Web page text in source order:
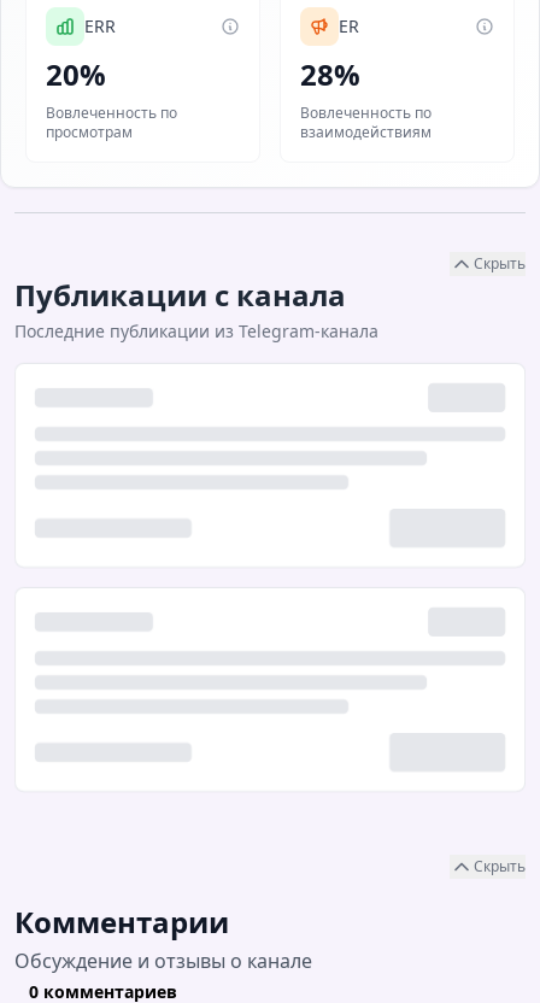
ERR
20%
Вовлеченность по
просмотрам
ER
28%
Вовлеченность по
взаимодействиям
Скрыть
Комментарии
Обсуждение и отзывы о канале
0 комментариев
Скрыть
Публикации с канала
Последние публикации из Telegram-канала